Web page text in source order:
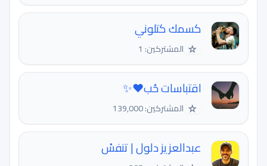
كسمك كتلوني
☆ المشتركين: 1
اقتباسات حُب♥️✨
☆ المشتركين: 139,000
عبدالعزيز دلول | تنفسْ